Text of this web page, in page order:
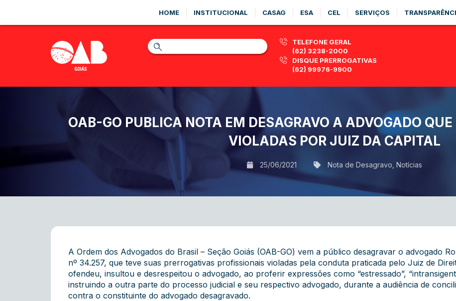
HOME INSTITUCIONAL CASAG ESA CEL SERVIÇOS
TELEFONE GERAL
(62) 3238-2000
DISQUE PRERROGATIVAS
(62) 99976-9900
OAB-GO PUBLICA NOTA EM DESAGRAVO A ADVOGADO QUE
VIOLADAS POR JUIZ DA CAPITAL
25/06/2021 Nota de Desagravo Notícias
A Ordem dos Advogados do Brasil – Seção Goiás (OAB-GO) vem a público desagravar o advogado
nº 34.257, que teve suas prerrogativas profissionais violadas pela conduta praticada pelo Juiz de
ofendeu, insultou e desrespeitou o advogado, ao proferir expressões como “estressado”,
instruindo a outra parte do processo judicial e seu respectivo advogado, durante a audiência de
contra o constituinte do advogado desagravado.